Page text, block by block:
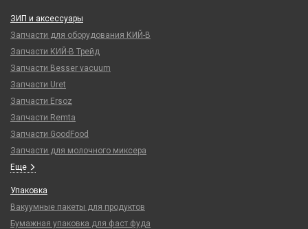
ЗИП и аксессуары
Запчасти для оборудования КИЙ-В
Запчасти КИЙ-В Трейд
Запчасти Besser vacuum
Запчасти Uret
Запчасти Ersoz
Запчасти Remta
Запчасти GoodFood
Запчасти для молочного миксера
Еще
Упаковка
Вакуумные пакеты для продуктов
Бумажная упаковка для фаст фуда